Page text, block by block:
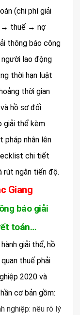
(chi phí giải
→ thuế → nợ
thông báo công
lao động
thời hạn luật
thời gian
hồ sơ đối
giải thể kèm
pháp nhân lên
chi tiết
rút ngắn tiến độ.
Giang
báo giải
toán…
giải thể, hồ
thuế phải
2020 và
cơ bản gồm:
nghiệp: nêu rõ lý